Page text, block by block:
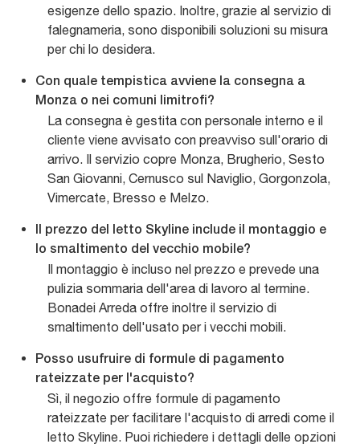
esigenze dello spazio. Inoltre, grazie al servizio di
falegnameria, sono disponibili soluzioni su misura
per chi lo desidera.
Con quale tempistica avviene la consegna a
Monza o nei comuni limitrofi?
La consegna è gestita con personale interno e il
cliente viene avvisato con preavviso sull'orario di
arrivo. Il servizio copre Monza, Brugherio, Sesto
San Giovanni, Cernusco sul Naviglio, Gorgonzola,
Vimercate, Bresso e Melzo.
Il prezzo del letto Skyline include il montaggio e
lo smaltimento del vecchio mobile?
Il montaggio è incluso nel prezzo e prevede una
pulizia sommaria dell'area di lavoro al termine.
Bonadei Arreda offre inoltre il servizio di
smaltimento dell'usato per i vecchi mobili.
Posso usufruire di formule di pagamento
rateizzate per l'acquisto?
Sì, il negozio offre formule di pagamento
rateizzate per facilitare l'acquisto di arredi come il
letto Skyline. Puoi richiedere i dettagli delle opzioni